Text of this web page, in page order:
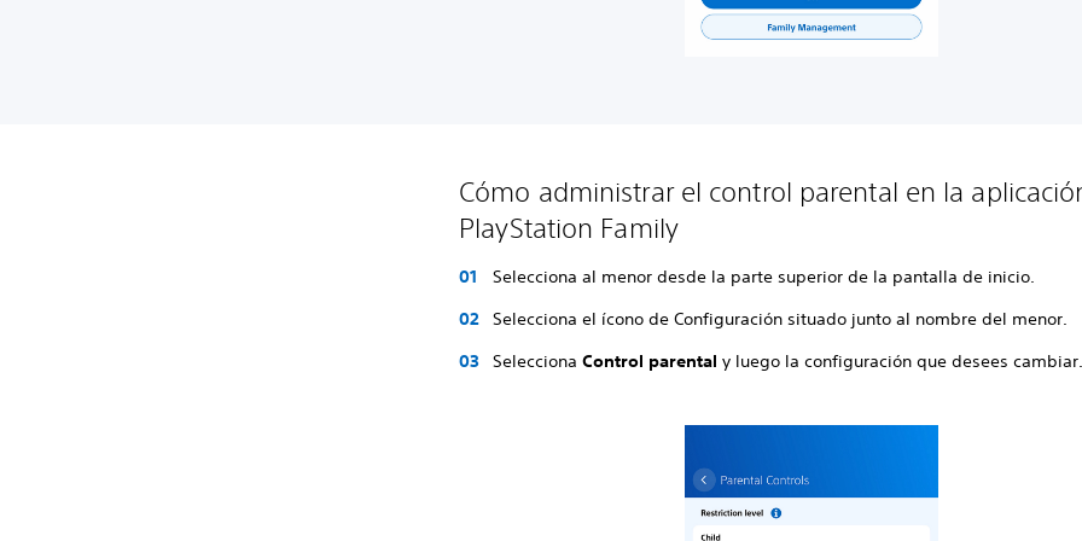
Cómo administrar el control parental en la
PlayStation Family
Selecciona al menor desde la parte superior de la pantalla de inicio.
Selecciona el ícono de Configuración situado junto al nombre del menor.
SeleccionaControl parental y luego la configuración que desees